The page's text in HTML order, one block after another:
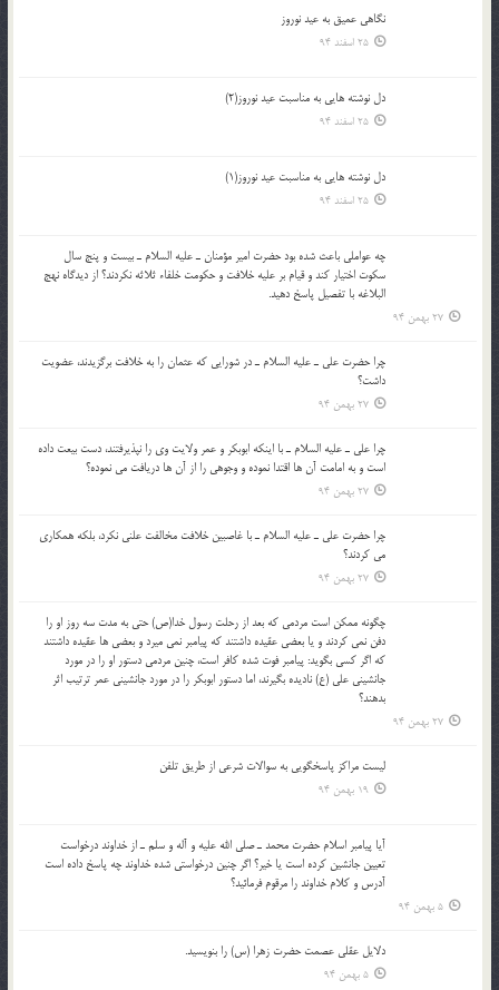
نگاهى عميق به عيد نوروز
25 اسفند 94
دل نوشته هایی به مناسبت عید نوروز(2)
25 اسفند 94
دل نوشته هایی به مناسبت عید نوروز(1)
25 اسفند 94
چه عواملي باعث شده بود حضرت امير مؤمنان ـ عليه السلام ـ بيست و پنج سال
سکوت اختيار کند و قيام بر عليه خلافت و حکومت خلفاء ثلاثه نکردند؟ از ديدگاه نهج
البلاغه با تفصيل پاسخ دهيد.
27 بهمن 94
چرا حضرت علي ـ عليه السلام ـ در شورايي كه عثمان را به خلافت برگزيدند، عضويت
داشت؟
27 بهمن 94
چرا علي ـ عليه السلام ـ با اينكه ابوبكر و عمر ولايت وي را نپذيرفتند، دست بيعت داده
است و به امامت آن ها اقتدا نموده و وجوهي را از آن ها دريافت مي نموده؟
27 بهمن 94
چرا حضرت علي ـ عليه السلام ـ با غاصبين خلافت مخالفت علني نکرد، بلكه همكاري
مي کردند؟
27 بهمن 94
چگونه ممكن است مردمي كه بعد از رحلت رسول خدا(ص) حتی به مدت سه روز او را
دفن نمي كردند و یا بعضي عقيده داشتند كه پيامبر نمي ميرد و بعضي ها عقيده داشتند
كه اگر كسي بگويد: پيامبر فوت شده كافر است، چنین مردمی دستور او را در مورد
جانشيني علي (ع) ناديده بگيرند، اما دستور ابوبكر را در مورد جانشيني عمر ترتیب اثر
بدهند؟
27 بهمن 94
لیست مراکز پاسخگویی به سوالات شرعی از طریق تلفن
19 بهمن 94
آيا پيامبر اسلام حضرت محمد ـ صلي الله عليه و آله و سلم ـ از خداوند درخواست
تعيين جانشين کرده است يا خير؟ اگر چنين درخواستي شده خداوند چه پاسخ داده است
آدرس و کلام خداوند را مرقوم فرمائيد؟
5 بهمن 94
دلايل عقلي عصمت حضرت زهرا (س) را بنويسيد.
5 بهمن 94